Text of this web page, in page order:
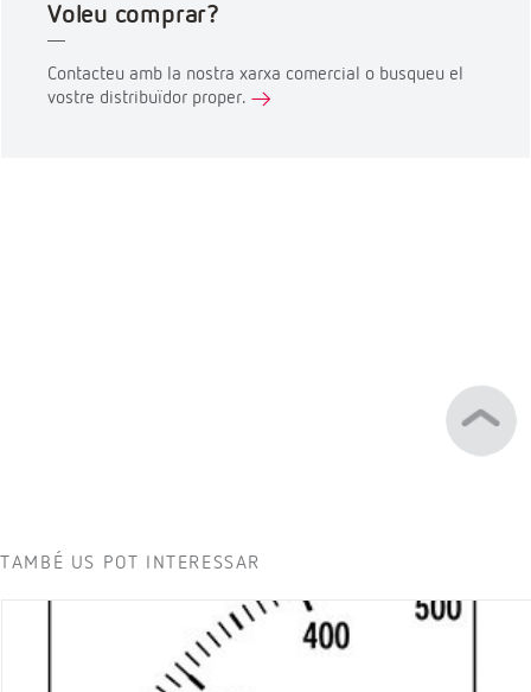
Voleu comprar?
Contacteu amb la nostra xarxa comercial o busqueu el
vostre distribuïdor proper.
TAMBÉ US POT INTERESSAR